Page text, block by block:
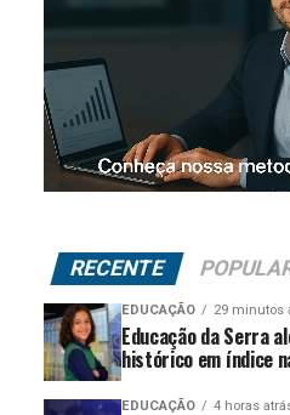
RECENTE
EDUCAÇÃO 29 minutos
Educação da Serra
histórico em índice
EDUCAÇÃO 4 horas